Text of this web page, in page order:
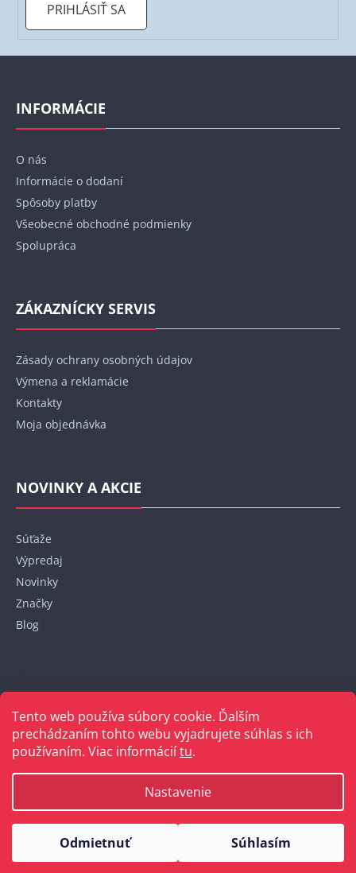
Tento web používa súbory cookie. Ďalším
prechádzaním tohto webu vyjadrujete súhlas s ich
používaním. Viac informáciítu.
Nastavenie
Odmietnuť Súhlasím
PRIHLÁSIŤ SA
Z
INFORMÁCIE
O nás
Informácie o dodaní
Spôsoby platby
Všeobecné obchodné podmienky
Spolupráca
ZÁKAZNÍCKY SERVIS
Zásady ochrany osobných údajov
Výmena a reklamácie
Kontakty
Moja objednávka
NOVINKY A AKCIE
Súťaže
Výpredaj
Novinky
Značky
Blog
+421 948 152 820
Copyright 2026Bellakabelky.sk
. Všetky práva vyhradené.
Upraviť nastavenie cookies